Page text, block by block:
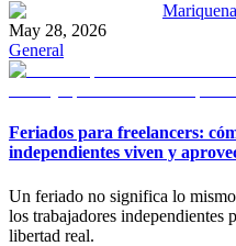
May 28, 2026
General
Feriados para freelancers:
independientes viven y
Un feriado no significa lo
los trabajadores independientes
libertad real.